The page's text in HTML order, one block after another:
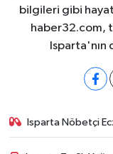
bilgileri gibi
haber32.com,
Isparta'nın
Isparta Nöbetçi